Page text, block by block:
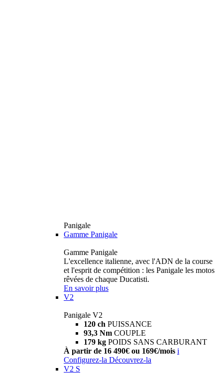
Panigale
Gamme Panigale
Gamme Panigale
L'excellence italienne, avec l'ADN de la course
et l'esprit de compétition : les Panigale les motos
rêvées de chaque Ducatisti.
En savoir plus
V2
Panigale V2
120 ch PUISSANCE
93,3 Nm COUPLE
179 kg POIDS SANS CARBURANT
À partir de 16 490€ ou 169€/mois i
Configurez-la Découvrez-la
V2 S